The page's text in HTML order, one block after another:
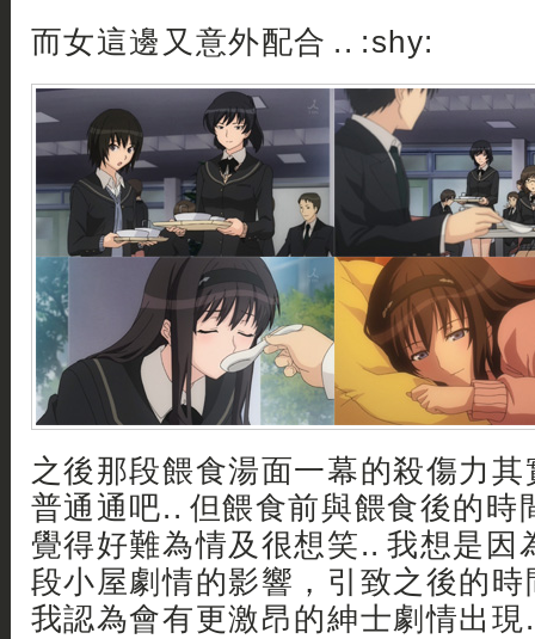
而女這邊又意外配合 .. :shy:
之後那段餵食湯面一幕的殺傷力
普通通吧.. 但餵食前與餵食後的時
覺得好難為情及很想笑.. 我想是因
段小屋劇情的影響，引致之後的
我認為會有更激昂的紳士劇情出現